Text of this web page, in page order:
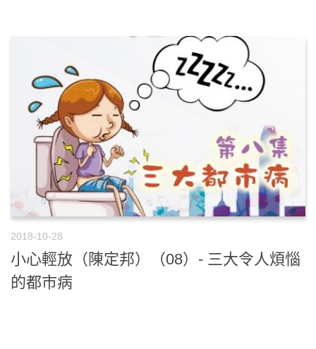
2018-10-28
小心輕放（陳定邦）（08）- 三大令人煩惱
的都市病